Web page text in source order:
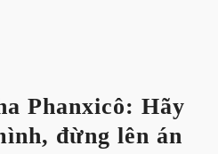
Phanxicô: Hãy
đừng lên án